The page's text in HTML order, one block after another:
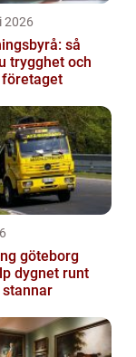
2026
så
trygghet och
göteborg
dygnet runt